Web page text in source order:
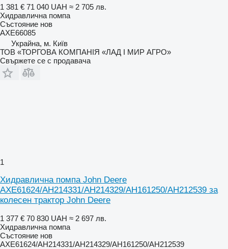
1 381 € 71 040 UAH ≈ 2 705 лв.
Хидравлична помпа
Състояние нов
AXE66085
Украйна, м. Київ
ТОВ «ТОРГОВА КОМПАНІЯ «ЛАД І МИР АГРО»
Свържете се с продавача
1
Хидравлична помпа John Deere
AXE61624/AH214331/AH214329/AH161250/AH212539 за
колесен трактор John Deere
1 377 € 70 830 UAH ≈ 2 697 лв.
Хидравлична помпа
Състояние нов
AXE61624/AH214331/AH214329/AH161250/AH212539